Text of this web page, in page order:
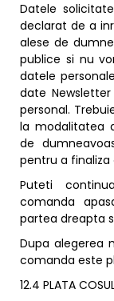
Datele
declarat de a
alese de
publice si nu
datele
date
personal.
la modalitatea
de
pentru a
Puteti
comanda
partea dreapta
Dupa alegerea
comanda este
12.4 PLATA